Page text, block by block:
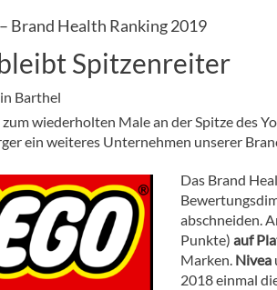
Brand Health Ranking 2019
Spitzenreiter
Barthel
zum wiederholten Male an der Spitze des
ein weiteres Unternehmen unserer
Das Brand
abschneiden.
Punkte) auf
Marken. Nivea
2018 einmal